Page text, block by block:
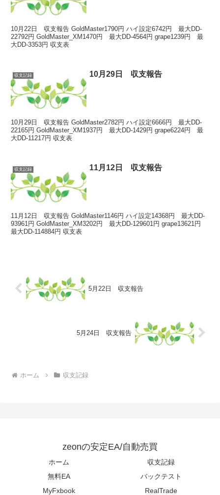
10月22日 収支報告 GoldMaster1790円 ハイ設定6742円 最大DD-
22792円 GoldMaster_XM1470円 最大DD-4564円 grape1239円 最
大DD-3353円 収支表
収支記録 10月29日 収支報告
10月29日 収支報告 GoldMaster2782円 ハイ設定6666円 最大DD-
22165円 GoldMaster_XM1937円 最大DD-1429円 grape6224円 最
大DD-11217円 収支表
収支記録 11月12日 収支報告
11月12日 収支報告 GoldMaster1146円 ハイ設定14368円 最大DD-
93961円 GoldMaster_XM3202円 最大DD-129601円 grape13621円
最大DD-114884円 収支表
5月22日 収支報告
5月24日 収支報告
ホーム 収支記録
zeonの安定EA/自動売買
ホーム
収支記録
無料EA
バックテスト
MyFxbook
RealTrade